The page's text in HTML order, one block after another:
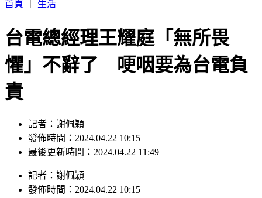
首頁
生活
台電總經理王耀庭「無所畏
懼」不辭了 哽咽要為台電負
責
記者：謝佩穎
發佈時間：2024.04.22 10:15
最後更新時間：2024.04.22 11:49
記者 ： 謝佩穎
發佈時間： 2024.04.22 10:15